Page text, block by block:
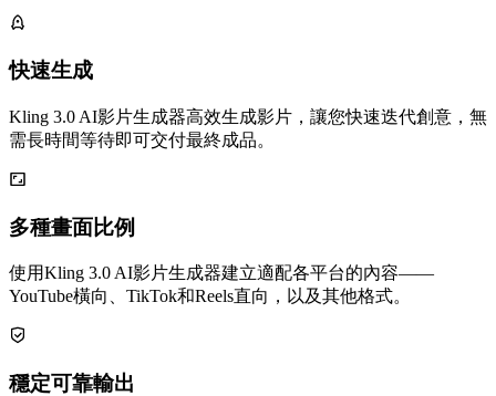
快速生成
Kling 3.0 AI影片生成器高效生成影片，讓您快速迭代創意，無
需長時間等待即可交付最終成品。
多種畫面比例
使用Kling 3.0 AI影片生成器建立適配各平台的內容——
YouTube橫向、TikTok和Reels直向，以及其他格式。
穩定可靠輸出